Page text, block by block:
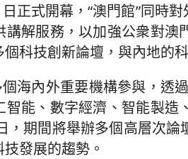
日正式開幕，“澳門館”同時
解服務，以加強公衆對澳
科技創新論壇，與內地的
個海內外重要機構參與，
智能、數字經濟、智能製造
，期間將舉辦多個高層次
發展的趨勢。